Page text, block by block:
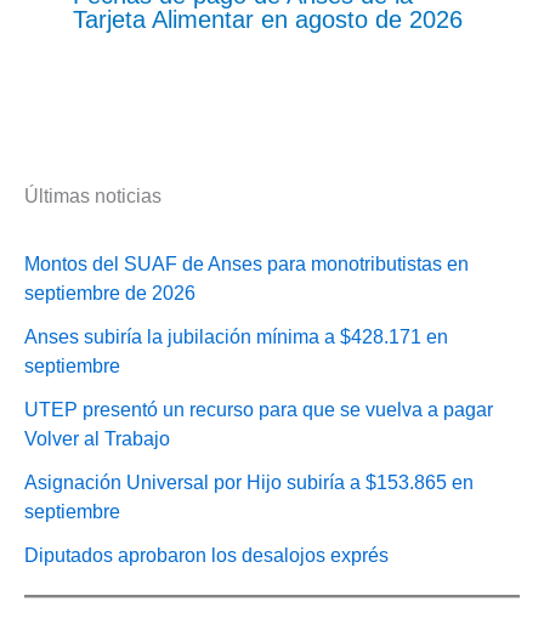
Tarjeta Alimentar en agosto de 2026
Últimas noticias
Montos del SUAF de Anses para monotributistas en
septiembre de 2026
Anses subiría la jubilación mínima a $428.171 en
septiembre
UTEP presentó un recurso para que se vuelva a pagar
Volver al Trabajo
Asignación Universal por Hijo subiría a $153.865 en
septiembre
Diputados aprobaron los desalojos exprés